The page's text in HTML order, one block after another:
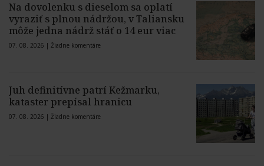
Na dovolenku s dieselom sa oplatí
vyraziť s plnou nádržou, v Taliansku
môže jedna nádrž stáť o 14 eur viac
07. 08. 2026 | Žiadne komentáre
Juh definitívne patrí Kežmarku,
kataster prepísal hranicu
07. 08. 2026 | Žiadne komentáre